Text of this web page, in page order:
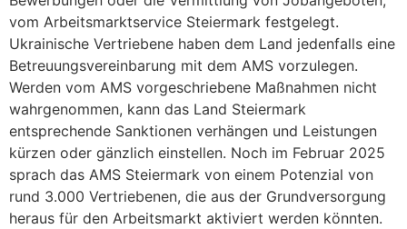
vom Arbeitsmarktservice Steiermark festgelegt.
Ukrainische Vertriebene haben dem Land jedenfalls eine
Betreuungsvereinbarung mit dem AMS vorzulegen.
Werden vom AMS vorgeschriebene Maßnahmen nicht
wahrgenommen, kann das Land Steiermark
entsprechende Sanktionen verhängen und Leistungen
kürzen oder gänzlich einstellen. Noch im Februar 2025
sprach das AMS Steiermark von einem Potenzial von
rund 3.000 Vertriebenen, die aus der Grundversorgung
heraus für den Arbeitsmarkt aktiviert werden könnten.